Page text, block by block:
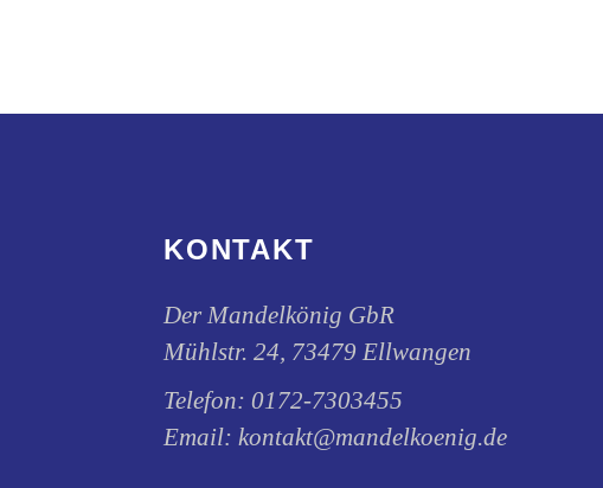
KONTAKT
Der Mandelkönig GbR
Mühlstr. 24, 73479 Ellwangen
Telefon:0172-7303455
Email:kontakt@mandelkoenig.de